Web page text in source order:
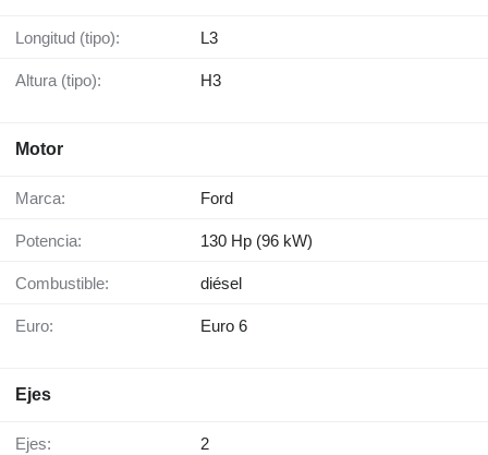
Longitud (tipo): L3
Altura (tipo): H3
Motor
Marca: Ford
Potencia: 130 Hp (96 kW)
Combustible: diésel
Euro: Euro 6
Ejes
Ejes: 2